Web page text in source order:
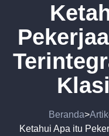
Beranda>
Ketahui Apa itu